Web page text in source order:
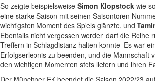
So zeigte beispielsweise Simon Klopstock wie
eine starke Saison mit seinen Saisontoren
wichtigsten Moment des Spiels glänzte, und
Ebenfalls nicht vergessen werden darf die Reihe
Treffern in Schlagdistanz halten konnte. Es war
Erfolgserlebnis zu beenden, und die Mannschaft
den wichtigen Momenten stets liefern und ihren
Der Münchner EK beendet die Saison 2022/23